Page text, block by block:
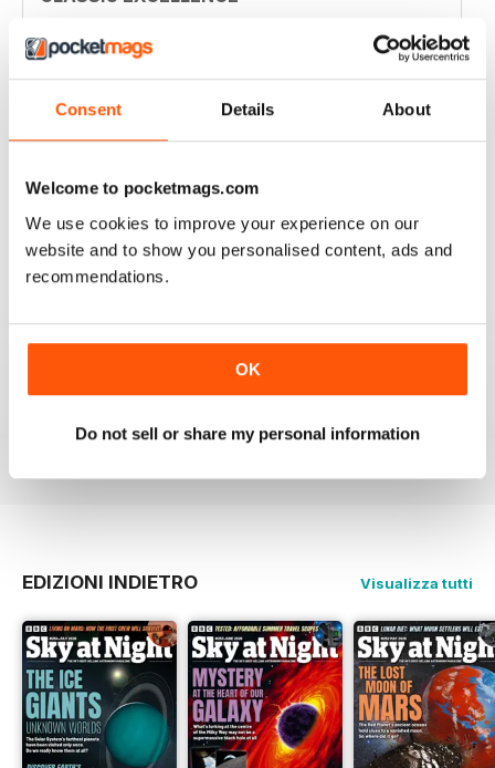
Consent Details About
Welcome to pocketmags.com
We use cookies to improve your experience on our
website and to show you personalised content, ads and
recommendations.
OK
Do not sell or share my personal information
Recensito 20 luglio 2019
SEMINAL MAGAZINE
Recensito 17 luglio 2019
GREAT MAG FOR ARMATURE ASTROLOGERS
Recensito 26 ottobre 2018
EDIZIONI INDIETRO Visualizza tutti